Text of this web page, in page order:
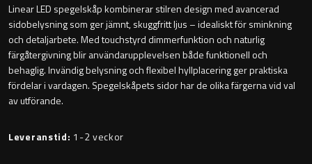
Blandare
Tvättställsblandare
Bottenventiler
Toalettstolar
Linear LED spegelskåp kombinerar stilren design med avancerad
sidobelysning som ger jämnt, skuggfritt ljus – idealiskt för sminkning
och detaljarbete. Med touchstyrd dimmerfunktion och naturlig
färgåtergivning blir användarupplevelsen både funktionell och
behaglig. Invändig belysning och flexibel hyllplacering ger praktiska
fördelar i vardagen. Spegelskåpets sidor har de olika färgerna vid val
av utförande.
Leveranstid: 1-2 veckor